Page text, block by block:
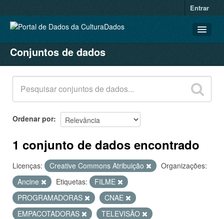
Entrar
CONJUNTOS DE DADOS
ORGANIZAÇÕES
GRUPOS
SOBRE
Conjuntos de dados
Ordenar por
1 conjunto de dados encontrado
Licenças: Creative Commons Atribuição
Organizações:
Ancine
Etiquetas:
FILME
PROGRAMADORAS
CNAE
EMPACOTADORAS
TELEVISÃO